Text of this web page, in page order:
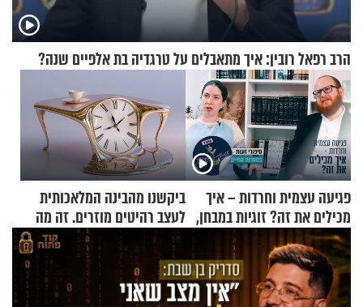
הרב רפאל רובין: איך מתאבלים על טרגדיה בת אלפיים שנה?
פגיעה עצמית וחרדות – איך
מכילים את זה? זוגיות במבחן,
הפעם עם יהודית ואלתר כהן
ביקשנו מהבינה המלאכותית
לעצב רהיטים מוזרים. זה מה
שיצא